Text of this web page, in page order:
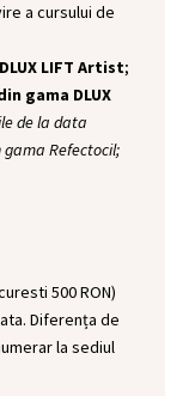
a cursului de
DLUX LIFT Artist;
gama DLUX
de la data
Refectocil;
500 RON)
Diferența de
la sediul